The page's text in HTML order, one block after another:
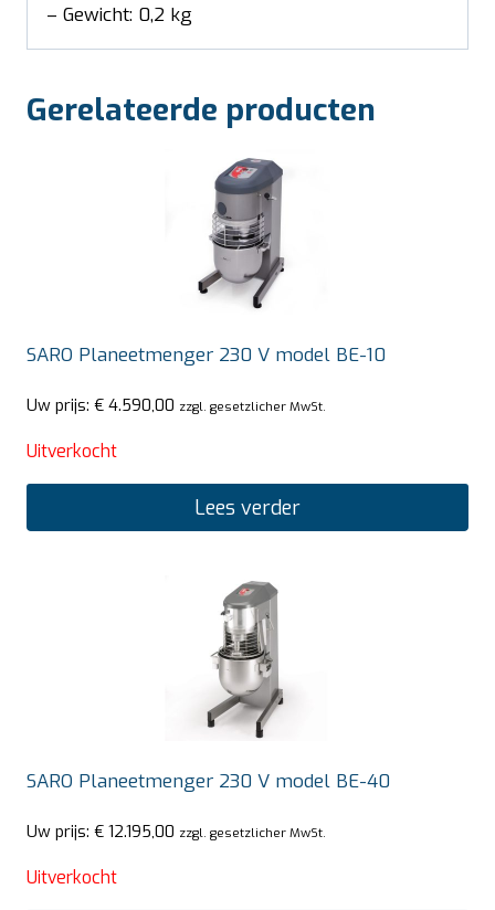
– Gewicht: 0,2 kg
Gerelateerde producten
SARO Planeetmenger 230 V model BE-10
Uw prijs: € 4.590,00 zzgl. gesetzlicher MwSt.
Uitverkocht
Lees verder
SARO Planeetmenger 230 V model BE-40
Uw prijs: € 12.195,00 zzgl. gesetzlicher MwSt.
Uitverkocht